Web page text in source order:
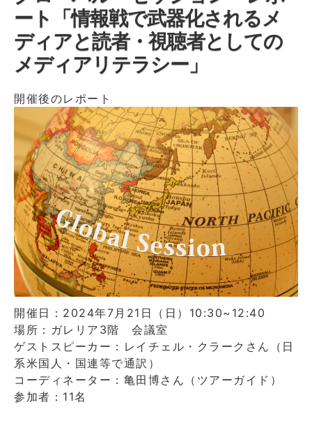
ート「情報戦で武器化されるメ
ディアと読者・視聴者としての
メディアリテラシー」
開催後のレポート
開催日：2024年7月21日（日）10:30~12:40
場所：ガレリア3階 会議室
ゲストスピーカー：レイチェル・クラークさん（日
系米国人・国連等で通訳）
コーディネーター：亀田博さん（ツアーガイド）
参加者：11名